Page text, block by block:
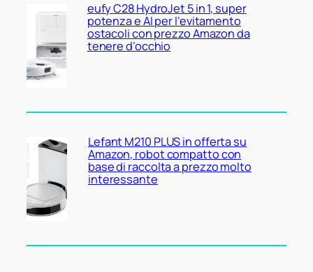
eufy C28 HydroJet 5 in 1, super
potenza e AI per l’evitamento
ostacoli con prezzo Amazon da
tenere d’occhio
Lefant M210 PLUS in offerta su
Amazon, robot compatto con
base di raccolta a prezzo molto
interessante